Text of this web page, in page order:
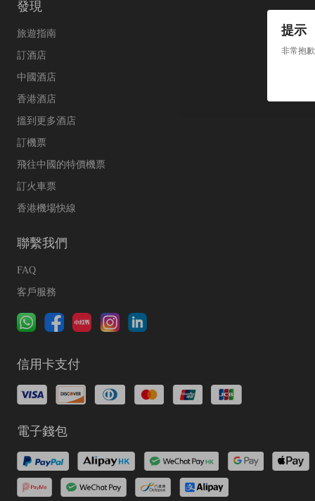
提示
非常抱
發現
旅遊指南
訂酒店
中國酒店
香港酒店
搵到更多酒店
訂機票
飛往中國的特價機票
訂火車票
香港機場快線
聯繫我們
FAQ
客戶服務
信用卡支付
電子錢包